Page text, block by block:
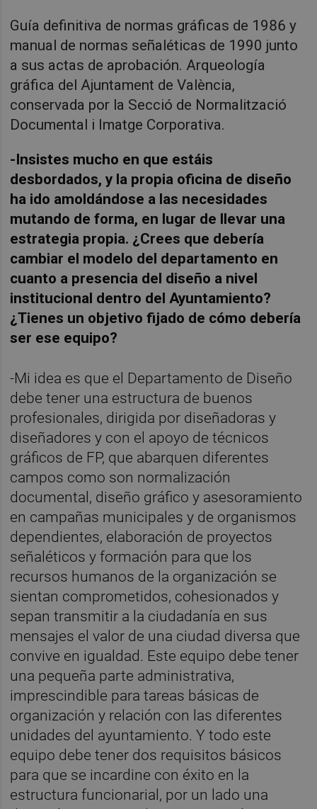
Guía definitiva de normas gráficas de 1986 y
manual de normas señaléticas de 1990 junto
a sus actas de aprobación. Arqueología
gráfica del Ajuntament de València,
conservada por la Secció de Normalització
Documental i Imatge Corporativa.
-Insistes mucho en que estáis
desbordados, y la propia oficina de diseño
ha ido amoldándose a las necesidades
mutando de forma, en lugar de llevar una
estrategia propia. ¿Crees que debería
cambiar el modelo del departamento en
cuanto a presencia del diseño a nivel
institucional dentro del Ayuntamiento?
¿Tienes un objetivo fijado de cómo debería
ser ese equipo?
-Mi idea es que el Departamento de Diseño
debe tener una estructura de buenos
profesionales, dirigida por diseñadoras y
diseñadores y con el apoyo de técnicos
gráficos de FP, que abarquen diferentes
campos como son normalización
documental, diseño gráfico y asesoramiento
en campañas municipales y de organismos
dependientes, elaboración de proyectos
señaléticos y formación para que los
recursos humanos de la organización se
sientan comprometidos, cohesionados y
sepan transmitir a la ciudadanía en sus
mensajes el valor de una ciudad diversa que
convive en igualdad. Este equipo debe tener
una pequeña parte administrativa,
imprescindible para tareas básicas de
organización y relación con las diferentes
unidades del ayuntamiento. Y todo este
equipo debe tener dos requisitos básicos
para que se incardine con éxito en la
estructura funcionarial, por un lado una